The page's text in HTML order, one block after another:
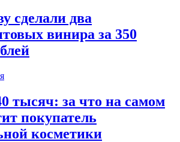
сделали два
винира за 350
тысяч: за что на самом
покупатель
косметики